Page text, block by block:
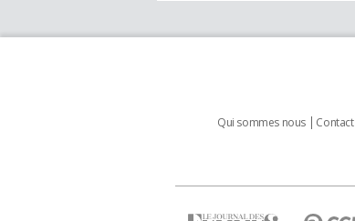
Qui sommes nous Contact